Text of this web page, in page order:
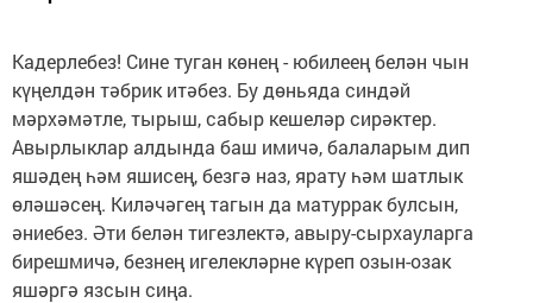
Кадерлебез! Сине туган көнең - юбилеең белән чын
күңелдән тәбрик итәбез. Бу дөньяда синдәй
мәрхәмәтле, тырыш, сабыр кешеләр сирәктер.
Авырлыклар алдында баш имичә, балаларым дип
яшәдең һәм яшисең, безгә наз, ярату һәм шатлык
өләшәсең. Киләчәгең тагын да матуррак булсын,
әниебез. Әти белән тигезлектә, авыру-сырхауларга
бирешмичә, безнең игелекләрне күреп озын-озак
яшәргә язсын сиңа.